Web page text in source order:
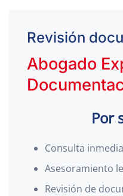
Revisión
Abogado
Por
Consulta
Asesoramiento
Revisión de